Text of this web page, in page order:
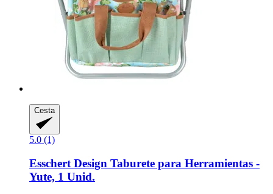
Cesta
5.0 (1)
Esschert Design Taburete para Herramientas -​
Yute, 1 Unid.